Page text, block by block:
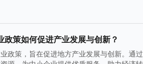
策如何促进产业发展与创新？
政策，旨在促进地方产业发展与创新。通